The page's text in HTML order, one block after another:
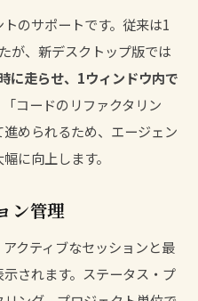
のサポートです。従来は1
が、新デスクトップ版では
に走らせ、1ウィンドウ内で
コードのリファクタリン
められるため、エージェン
に向上します。
ン管理
クティブなセッションと最
されます。ステータス・プ